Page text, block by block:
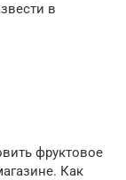
в
фруктовое
Как